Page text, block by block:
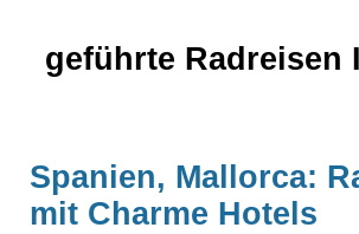
geführte Radreisen
Spanien, Mallorca:
mit Charme Hotels